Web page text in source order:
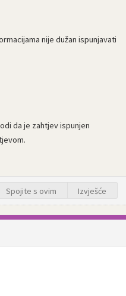
nije dužan ispunjavati
da je zahtjev ispunjen
Spojite s ovim Izvješće